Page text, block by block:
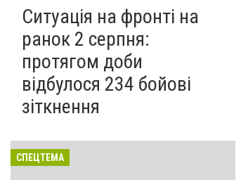
Ситуація на фронті на
ранок 2 серпня:
протягом доби
відбулося 234 бойові
зіткнення
СПЕЦТЕМА